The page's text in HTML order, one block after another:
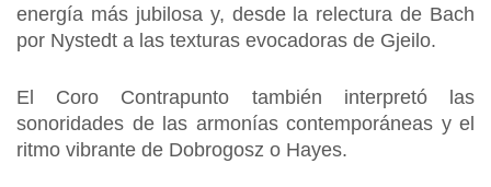
energía más jubilosa y, desde la relectura de Bach
por Nystedt a las texturas evocadoras de Gjeilo.
El Coro Contrapunto también interpretó las
sonoridades de las armonías contemporáneas y el
ritmo vibrante de Dobrogosz o Hayes.